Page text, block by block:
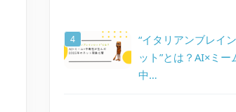
“イタリアンブレイ
ット”とは？AI×ミー
中…